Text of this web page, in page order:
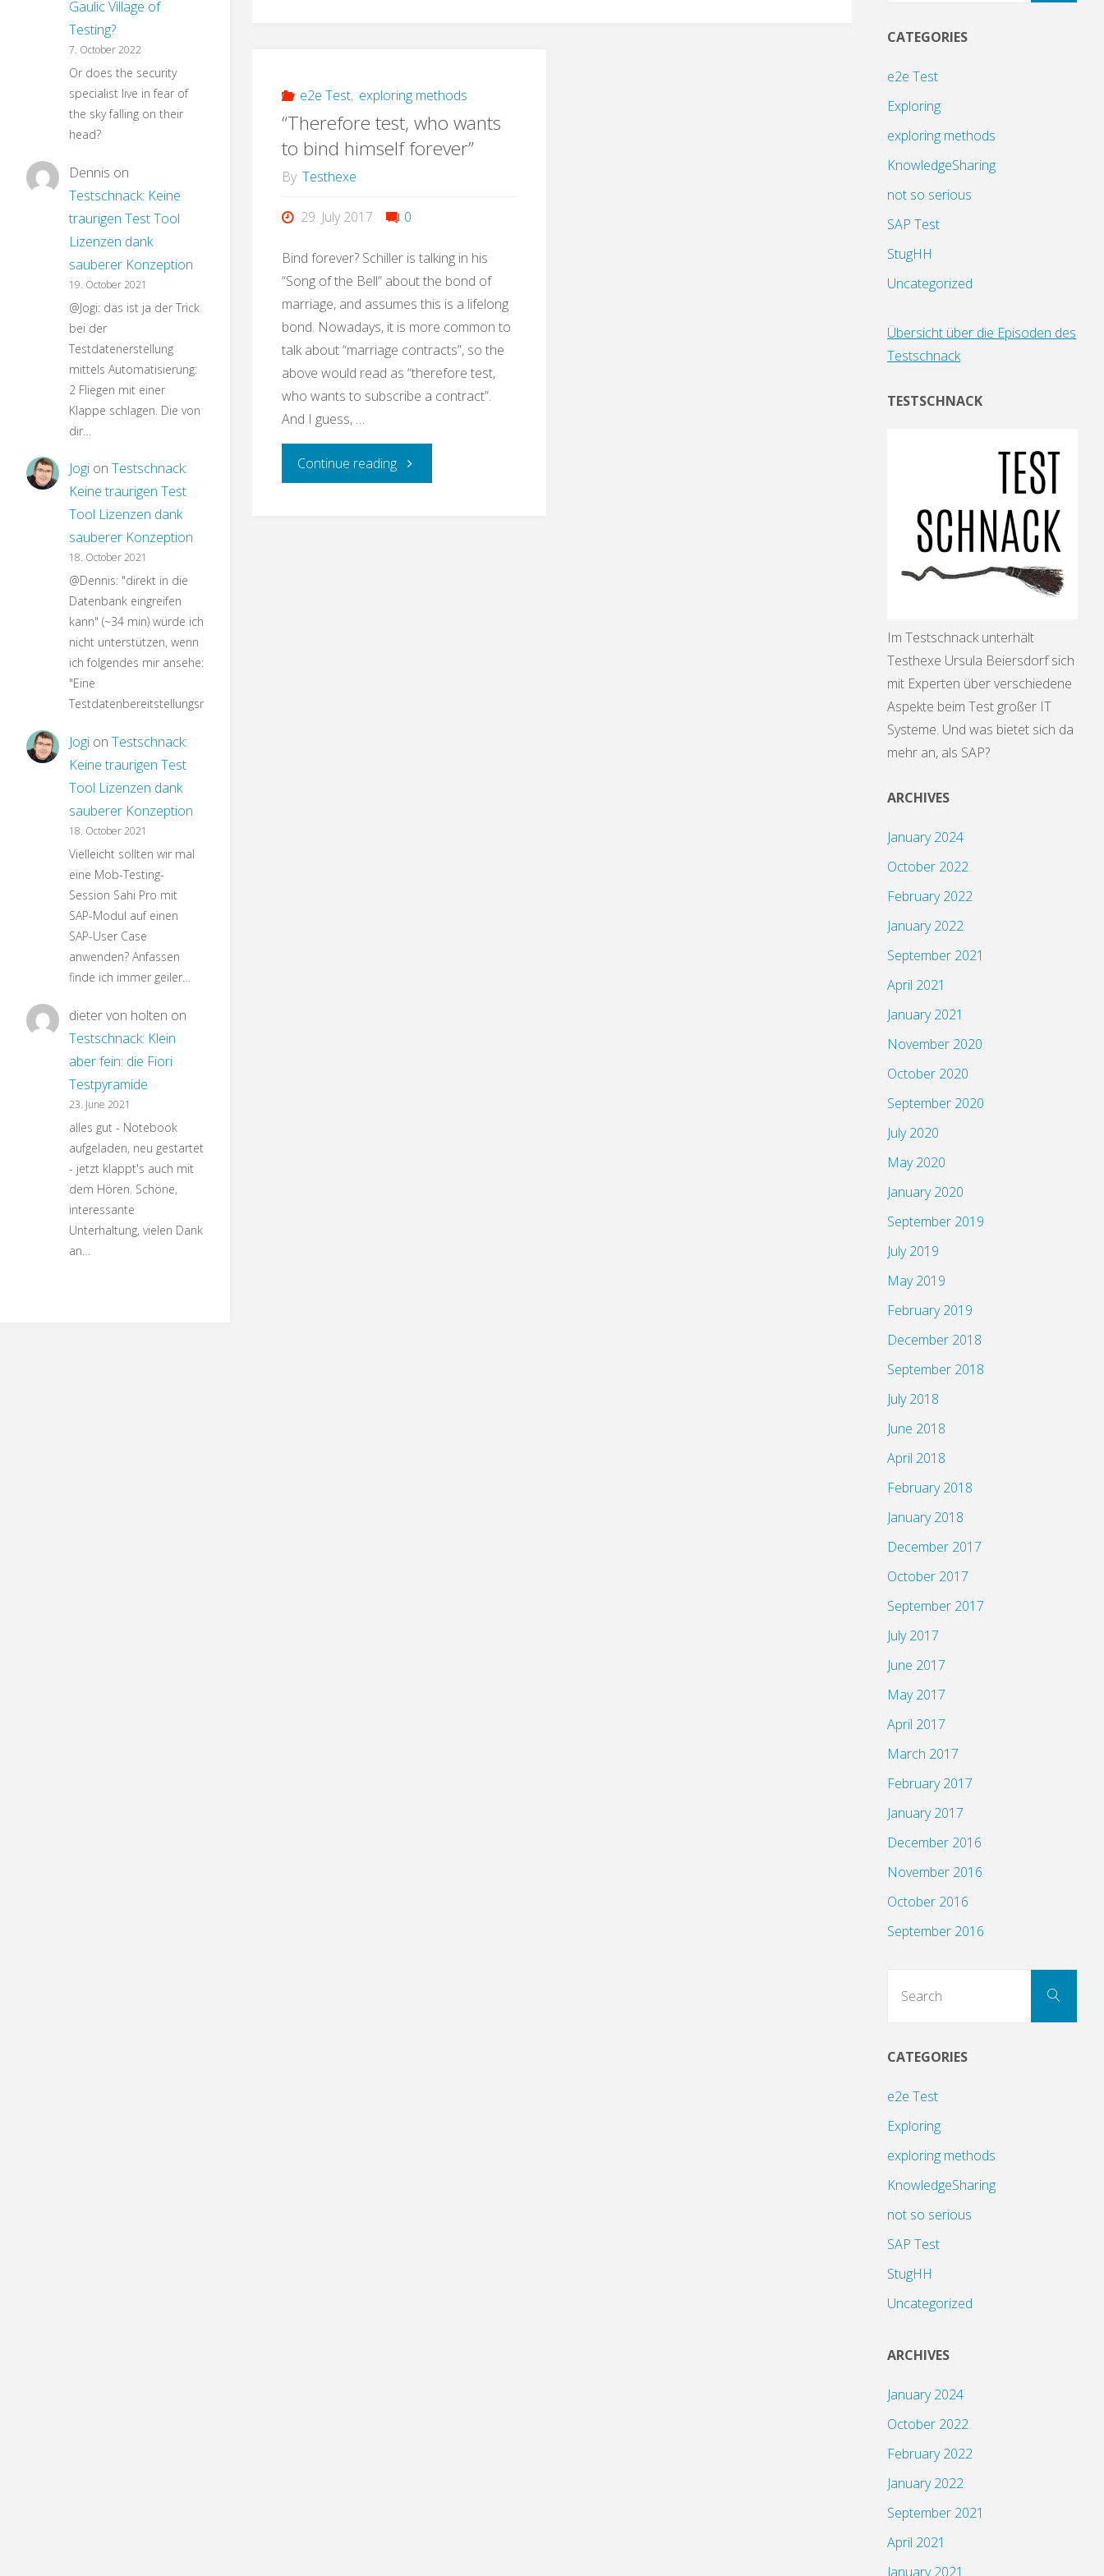
e2e Test, exploring methods
“Therefore test, who wants
to bind himself forever”
By Testhexe
29. July 2017 0
Bind forever? Schiller is talking in his
“Song of the Bell” about the bond of
marriage, and assumes this is a lifelong
bond. Nowadays, it is more common to
talk about “marriage contracts”, so the
above would read as “therefore test,
who wants to subscribe a contract”.
And I guess, …
Continue reading"“Therefore
Gaulic Village of
Testing?
7. October 2022
Or does the security
specialist live in fear of
the sky falling on their
head?
Dennis on
Testschnack: Keine
traurigen Test Tool
Lizenzen dank
sauberer Konzeption
19. October 2021
@Jogi: das ist ja der Trick
bei der
Testdatenerstellung
mittels Automatisierung:
2 Fliegen mit einer
Klappe schlagen. Die von
dir…
Jogi on Testschnack:
Keine traurigen Test
Tool Lizenzen dank
sauberer Konzeption
18. October 2021
@Dennis: "direkt in die
Datenbank eingreifen
kann" (~34 min) würde ich
nicht unterstützen, wenn
ich folgendes mir ansehe:
"Eine
Testdatenbereitstellungsroutine…
Jogi on Testschnack:
Keine traurigen Test
Tool Lizenzen dank
sauberer Konzeption
18. October 2021
Vielleicht sollten wir mal
eine Mob-Testing-
Session Sahi Pro mit
SAP-Modul auf einen
SAP-User Case
anwenden? Anfassen
finde ich immer geiler…
dieter von holten on
Testschnack: Klein
aber fein: die Fiori
Testpyramide
23. June 2021
alles gut - Notebook
aufgeladen, neu gestartet
- jetzt klappt's auch mit
dem Hören. Schöne,
interessante
Unterhaltung, vielen Dank
an…
CATEGORIES
e2e Test
Exploring
exploring methods
KnowledgeSharing
not so serious
SAP Test
StugHH
Uncategorized
Übersicht über die Episoden des
Testschnack
TESTSCHNACK
Im Testschnack unterhält
Testhexe Ursula Beiersdorf sich
mit Experten über verschiedene
Aspekte beim Test großer IT
Systeme. Und was bietet sich da
mehr an, als SAP?
ARCHIVES
January 2024
October 2022
February 2022
January 2022
September 2021
April 2021
January 2021
November 2020
October 2020
September 2020
July 2020
May 2020
January 2020
September 2019
July 2019
May 2019
February 2019
December 2018
September 2018
July 2018
June 2018
April 2018
February 2018
January 2018
December 2017
October 2017
September 2017
July 2017
June 2017
May 2017
April 2017
March 2017
February 2017
January 2017
December 2016
November 2016
October 2016
September 2016
Search
CATEGORIES
e2e Test
Exploring
exploring methods
KnowledgeSharing
not so serious
SAP Test
StugHH
Uncategorized
ARCHIVES
January 2024
October 2022
February 2022
January 2022
September 2021
April 2021
January 2021